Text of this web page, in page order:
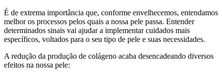
É de extrema importância que, conforme envelhecemos, entendamos
melhor os processos pelos quais a nossa pele passa. Entender
determinados sinais vai ajudar a implementar cuidados mais
específicos, voltados para o seu tipo de pele e suas necessidades.
A redução da produção de colágeno acaba desencadeando diversos
efeitos na nossa pele: